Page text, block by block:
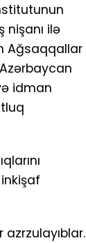
nişanı ilə
Ağsaqqallar
idman